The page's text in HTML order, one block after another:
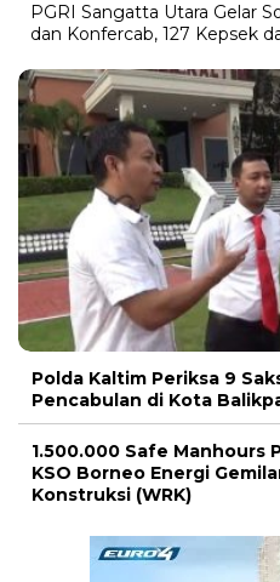
PGRI Sangatta Utara Gelar
dan Konfercab, 127 Kepsek
Polda Kaltim Periksa 9
Pencabulan di Kota
1.500.000 Safe Manhours
KSO Borneo Energi
Konstruksi (WRK)